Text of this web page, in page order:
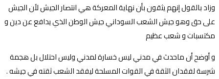
وزاد بالقول إنهم يثقون بأن نهاية المعركة هي انتصار الجيش لأن الجيش
على حق وهو جيش الشعب السوداني جيش الوطن الذي يدافع عن دين و
مكتسبات و شعب عظيم
و أوضح أن ماحدث في مدني ليس خسارة لمدني وليس احتلال بل هجمة
شرسة لفقدان الثقة في القوات المسلحة ليفقد الشعب ثقته في جيشه .